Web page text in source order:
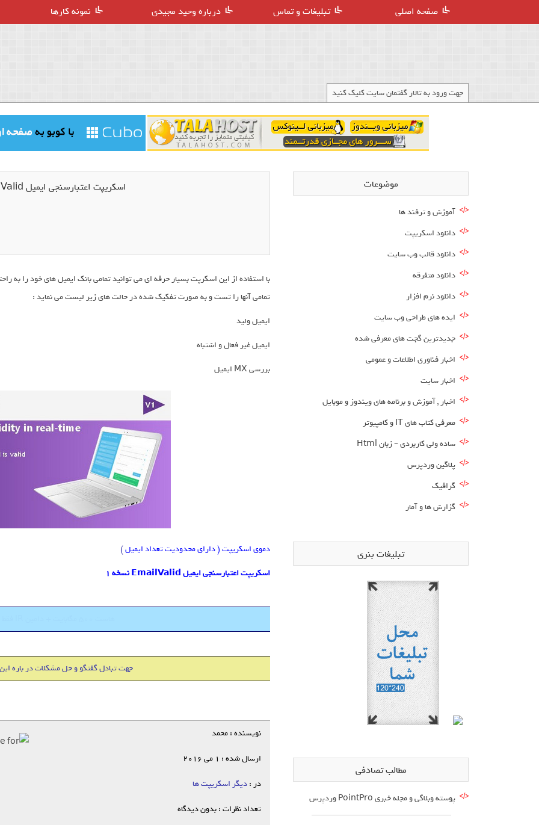
صفحه اصلی تبلیغات و تماس درباره وحید مجیدی نمونه کارها
جهت ورود به تالار گفتمان سایت کلیک کنید
اسکریپت اعتبارسنجی ایمیل EmailValid نسخه 1
با استفاده از این اسکرپت بسیار حرفه ای می توانید تمامی بانک ایمیل های خود را به
تمامی آنها را تست و به صورت تفکیک شده در حالت های زیر لیست می نماید :
ایمیل ولید
ایمیل غیر فعال و اشتباه
بررسی MX ایمیل
دموی اسکریپت ( دارای محدودیت تعداد ایمیل)
اسکریپت اعتبارسنجی ایمیل EmailValid نسخه 1
جهت تبادل گفتگو و حل مشکلات در باره
نویسنده : محمد
ارسال شده : 1 می 2016
در :دیگر اسکریپت ها
تعداد نظرات : بدون دیدگاه
موضوعات
آموزش و ترفند ها
دانلود اسکریپت
دانلود قالب وب سایت
دانلود متفرقه
دانلود نرم افزار
ایده های طراحی وب سایت
جدیدترین گجت های معرفی شده
اخبار فناوری اطلاعات و عمومی
اخبار سایت
اخبار , آموزش و برنامه های ویندوز و موبایل
معرفی کتاب های IT و کامپیوتر
ساده ولی کاربردی – زبان Html
پلاگین وردپرس
گرافیک
گزارش ها و آمار
تبلیغات بنری
مطالب تصادفی
پوسته وبلاگی و مجله خبری PointPro وردپرس